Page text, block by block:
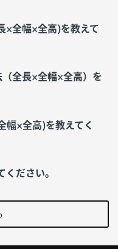
×全幅×全高)を教えて
（全長×全幅×全高）を
幅×全高)を教えてく
ください。